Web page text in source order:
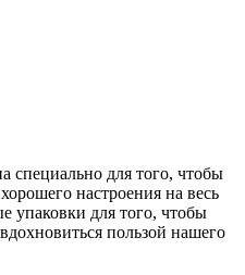
специально для того, чтобы
настроения на весь
упаковки для того, чтобы
пользой нашего